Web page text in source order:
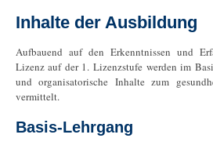
Inhalte der Ausbildung
Aufbauend auf den Erkenntnissen und
Lizenz auf der 1. Lizenzstufe werden im
und organisatorische Inhalte zum
vermittelt.
Basis-Lehrgang